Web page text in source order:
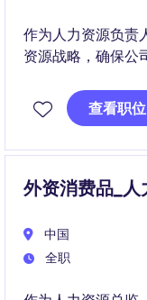
作为人力资源负责
资源战略，确保公
力，支持组织的长
查看职位
外资消费品_人
中国
全职